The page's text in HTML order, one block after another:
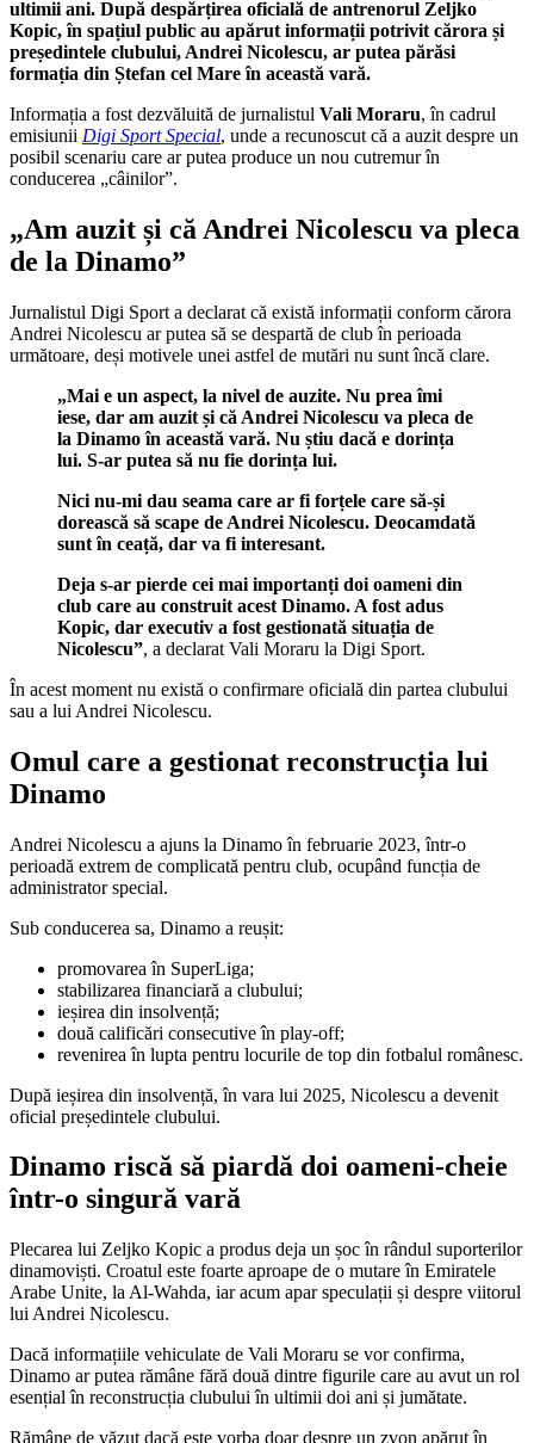
ultimii ani. După despărțirea oficială de antrenorul Zeljko
Kopic, în spațiul public au apărut informații potrivit cărora și
președintele clubului, Andrei Nicolescu, ar putea părăsi
formația din Ștefan cel Mare în această vară.
Informația a fost dezvăluită de jurnalistul Vali Moraru, în cadrul
emisiunii Digi Sport Special, unde a recunoscut că a auzit despre un
posibil scenariu care ar putea produce un nou cutremur în
conducerea „câinilor”.
„Am auzit și că Andrei Nicolescu va pleca
de la Dinamo”
Jurnalistul Digi Sport a declarat că există informații conform cărora
Andrei Nicolescu ar putea să se despartă de club în perioada
următoare, deși motivele unei astfel de mutări nu sunt încă clare.
„Mai e un aspect, la nivel de auzite. Nu prea îmi
iese, dar am auzit și că Andrei Nicolescu va pleca de
la Dinamo în această vară. Nu știu dacă e dorința
lui. S-ar putea să nu fie dorința lui.
Nici nu-mi dau seama care ar fi forțele care să-și
dorească să scape de Andrei Nicolescu. Deocamdată
sunt în ceață, dar va fi interesant.
Deja s-ar pierde cei mai importanți doi oameni din
club care au construit acest Dinamo. A fost adus
Kopic, dar executiv a fost gestionată situația de
Nicolescu”, a declarat Vali Moraru la Digi Sport.
În acest moment nu există o confirmare oficială din partea clubului
sau a lui Andrei Nicolescu.
Omul care a gestionat reconstrucția lui
Dinamo
Andrei Nicolescu a ajuns la Dinamo în februarie 2023, într-o
perioadă extrem de complicată pentru club, ocupând funcția de
administrator special.
Sub conducerea sa, Dinamo a reușit:
promovarea în SuperLiga;
stabilizarea financiară a clubului;
ieșirea din insolvență;
două calificări consecutive în play-off;
revenirea în lupta pentru locurile de top din fotbalul românesc.
După ieșirea din insolvență, în vara lui 2025, Nicolescu a devenit
oficial președintele clubului.
Dinamo riscă să piardă doi oameni-cheie
într-o singură vară
Plecarea lui Zeljko Kopic a produs deja un șoc în rândul suporterilor
dinamoviști. Croatul este foarte aproape de o mutare în Emiratele
Arabe Unite, la Al-Wahda, iar acum apar speculații și despre viitorul
lui Andrei Nicolescu.
Dacă informațiile vehiculate de Vali Moraru se vor confirma,
Dinamo ar putea rămâne fără două dintre figurile care au avut un rol
esențial în reconstrucția clubului în ultimii doi ani și jumătate.
Rămâne de văzut dacă este vorba doar despre un zvon apărut în